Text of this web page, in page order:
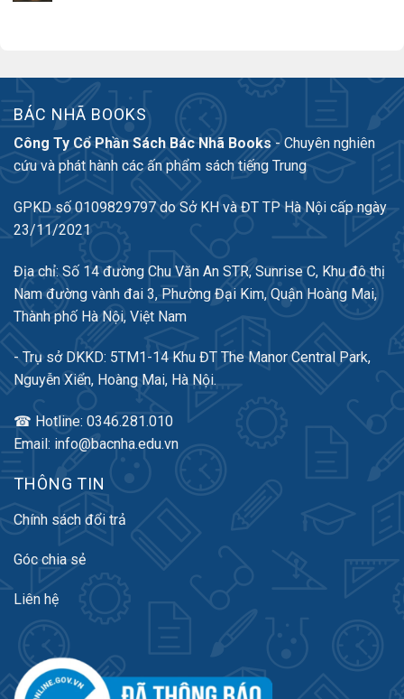
BÁC NHÃ BOOKS
Công Ty Cổ Phần Sách Bác Nhã Books - Chuyên nghiên
cứu và phát hành các ấn phẩm sách tiếng Trung
GPKD số 0109829797 do Sở KH và ĐT TP Hà Nội cấp ngày
23/11/2021
Địa chỉ: Số 14 đường Chu Văn An STR, Sunrise C, Khu đô thị
Nam đường vành đai 3, Phường Đại Kim, Quận Hoàng Mai,
Thành phố Hà Nội, Việt Nam
- Trụ sở DKKD: 5TM1-14 Khu ĐT The Manor Central Park,
Nguyễn Xiển, Hoàng Mai, Hà Nội.
☎ Hotline: 0346.281.010
Email: info@bacnha.edu.vn
THÔNG TIN
Chính sách đổi trả
Góc chia sẻ
Liên hệ